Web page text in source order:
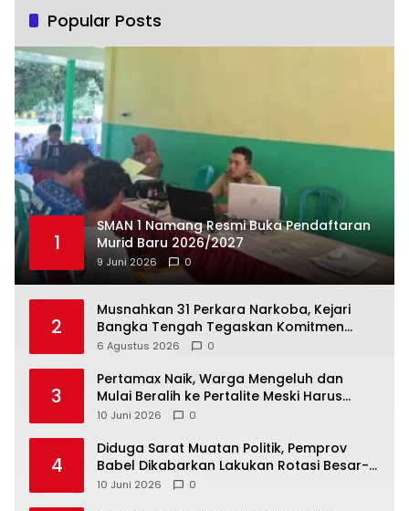
Popular Posts
1
SMAN 1 Namang Resmi Buka Pendaftaran
Murid Baru 2026/2027
9 Juni 2026 0
2
Musnahkan 31 Perkara Narkoba, Kejari
Bangka Tengah Tegaskan Komitmen
Berantas Kejahatan Hingga Tuntas
6 Agustus 2026 0
3
‎Pertamax Naik, Warga Mengeluh dan
Mulai Beralih ke Pertalite Meski Harus
10 Juni 2026 0
4
‎Diduga Sarat Muatan Politik, Pemprov
Babel Dikabarkan Lakukan Rotasi Besar-
10 Juni 2026 0